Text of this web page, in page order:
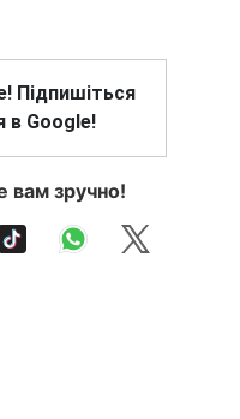
Підпишіться
в Google!
вам зручно!